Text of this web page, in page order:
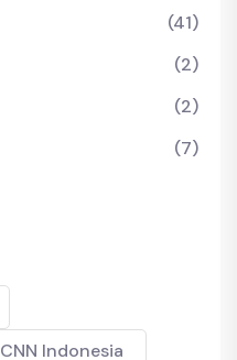
(41)
(2)
(2)
(7)
CNN Indonesia